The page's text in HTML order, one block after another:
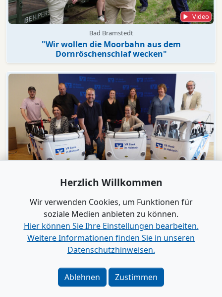
Video
Bad Bramstedt
"Wir wollen die Moorbahn aus dem
Dornröschenschlaf wecken"
Engagement
VR Bank in Holstein macht KiTas mobil!
Alle Videos anzeigen
Verlag|Kontakt
|Datenschutz|Barrierefreiheit
Herzlich Willkommen
Wir verwenden Cookies, um Funktionen für
soziale Medien anbieten zu können.
Hier können Sie Ihre Einstellungen bearbeiten.
Weitere Informationen finden Sie in unseren
Datenschutzhinweisen.
Ablehnen Zustimmen